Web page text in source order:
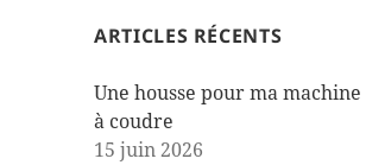
ARTICLES RÉCENTS
Une housse pour ma machine
à coudre
15 juin 2026